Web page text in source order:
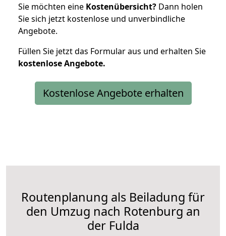
Sie möchten eine Kostenübersicht? Dann holen
Sie sich jetzt kostenlose und unverbindliche
Angebote.
Füllen Sie jetzt das Formular aus und erhalten Sie
kostenloseAngebote.
Kostenlose Angebote erhalten
Routenplanung als Beiladung für
den Umzug nach Rotenburg an
der Fulda